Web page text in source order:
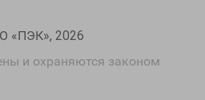
«ПЭК», 2026
и охраняются законом